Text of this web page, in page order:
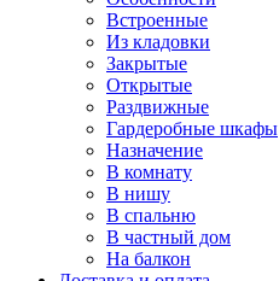
Встроенные
Из кладовки
Закрытые
Открытые
Раздвижные
Гардеробные шкафы
Назначение
В комнату
В нишу
В спальню
В частный дом
На балкон